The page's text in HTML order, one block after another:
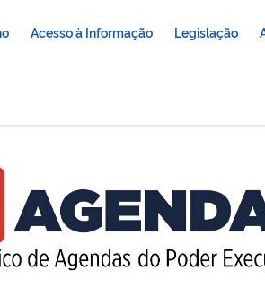
Acesso à Informação Legislação